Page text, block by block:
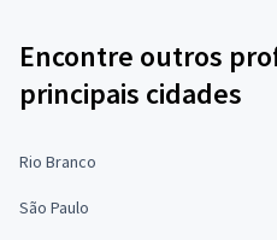
Encontre outros
principais cidades
Rio Branco
São Paulo